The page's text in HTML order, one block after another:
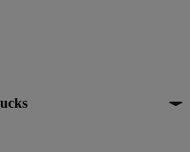
by Renault Trucks